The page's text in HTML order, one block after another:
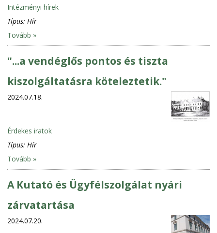
Intézményi hírek
Típus: Hír
Tovább »
"...a vendéglős pontos és tiszta
kiszolgáltatásra köteleztetik."
2024.07.18.
Érdekes iratok
Típus: Hír
Tovább »
A Kutató és Ügyfélszolgálat nyári
zárvatartása
2024.07.20.